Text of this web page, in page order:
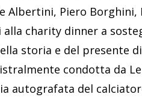
Albertini, Piero
charity dinner a
storia e del presente
condotta da
autografata del